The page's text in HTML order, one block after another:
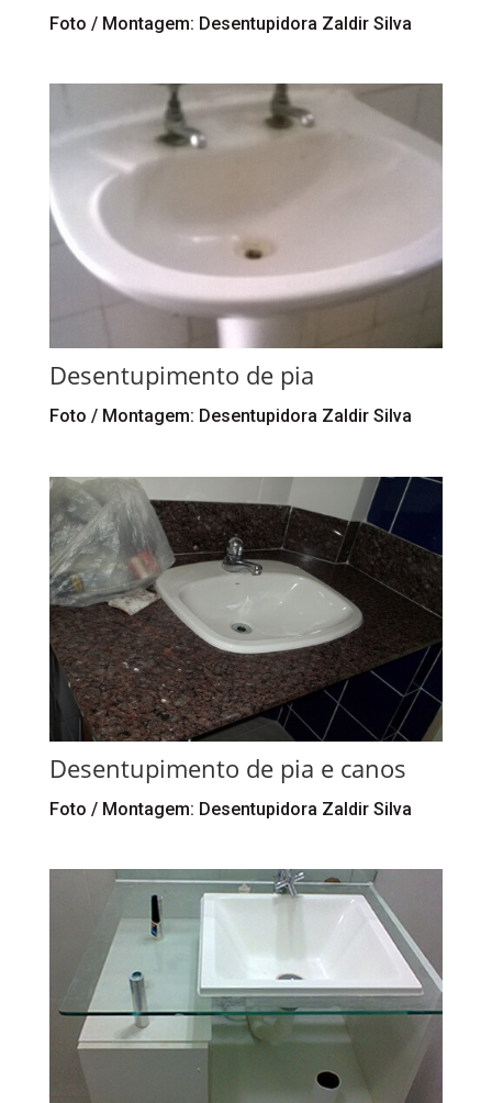
Foto / Montagem: Desentupidora Zaldir Silva
Desentupimento de pia
Foto / Montagem: Desentupidora Zaldir Silva
Desentupimento de pia e canos
Foto / Montagem: Desentupidora Zaldir Silva